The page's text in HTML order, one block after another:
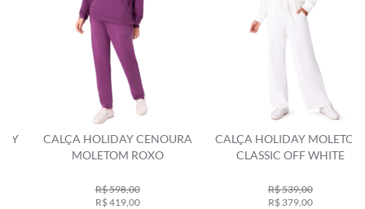
CALÇA HOLIDAY CENOURA
MOLETOM ROXO
R$ 598,00
R$ 419,00
CALÇA HOLIDAY MOLETOM
CLASSIC OFF WHITE
R$ 539,00
R$ 379,00